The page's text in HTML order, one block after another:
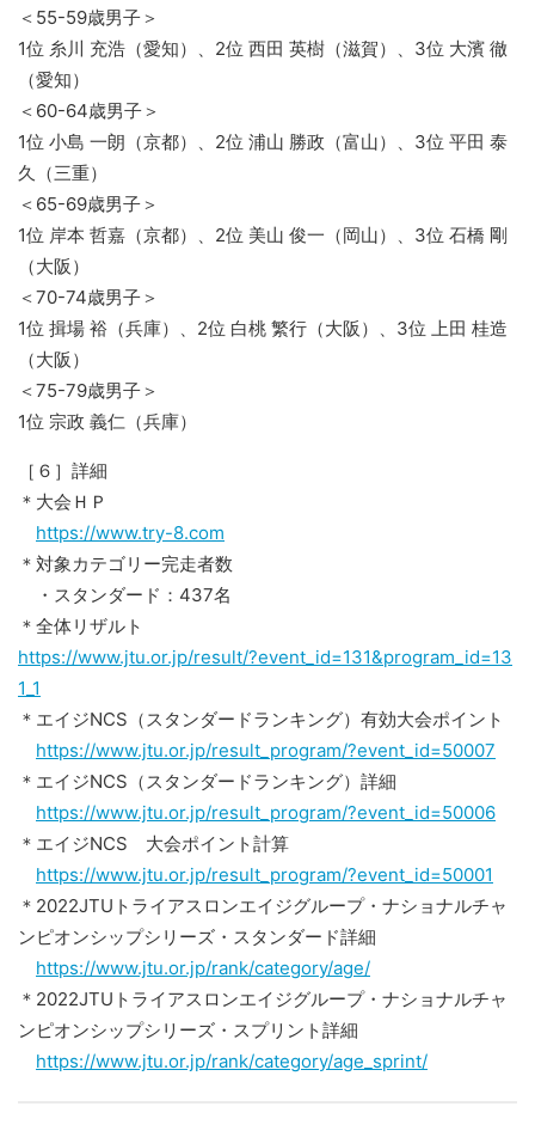
＜55-59歳男子＞
1位 糸川 充浩（愛知）、2位 西田 英樹（滋賀）、3位 大濱 徹
（愛知）
＜60-64歳男子＞
1位 小島 一朗（京都）、2位 浦山 勝政（富山）、3位 平田 泰
久（三重）
＜65-69歳男子＞
1位 岸本 哲嘉（京都）、2位 美山 俊一（岡山）、3位 石橋 剛
（大阪）
＜70-74歳男子＞
1位 揖場 裕（兵庫）、2位 白桃 繁行（大阪）、3位 上田 桂造
（大阪）
＜75-79歳男子＞
1位 宗政 義仁（兵庫）
［６］詳細
＊大会ＨＰ
https://www.try-8.com
＊対象カテゴリー完走者数
・スタンダード：437名
＊全体リザルト
https://www.jtu.or.jp/result/?event_id=131&program_id=13
1_1
＊エイジNCS（スタンダードランキング）有効大会ポイント
https://www.jtu.or.jp/result_program/?event_id=50007
＊エイジNCS（スタンダードランキング）詳細
https://www.jtu.or.jp/result_program/?event_id=50006
＊エイジNCS 大会ポイント計算
https://www.jtu.or.jp/result_program/?event_id=50001
＊2022JTUトライアスロンエイジグループ・ナショナルチャ
ンピオンシップシリーズ・スタンダード詳細
https://www.jtu.or.jp/rank/category/age/
＊2022JTUトライアスロンエイジグループ・ナショナルチャ
ンピオンシップシリーズ・スプリント詳細
https://www.jtu.or.jp/rank/category/age_sprint/